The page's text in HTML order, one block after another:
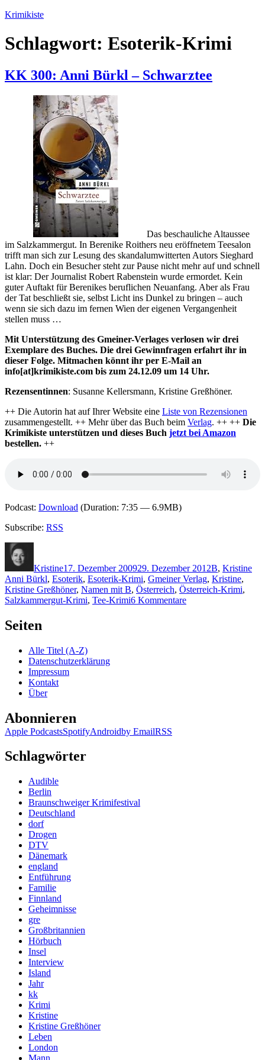
Zum
springen
Krimikiste
Schlagwort: Esoterik-Krimi
KK 300: Anni Bürkl – Schwarztee
Das beschauliche Altaussee
im Salzkammergut. In Berenike Roithers neu eröffnetem Teesalon
trifft man sich zur Lesung des skandalumwitterten Autors Sieghard
Lahn. Doch ein Besucher steht zur Pause nicht mehr auf und schnell
ist klar: Der Journalist Robert Rabenstein wurde ermordet. Kein
guter Auftakt für Berenikes beruflichen Neuanfang. Aber als Frau
der Tat beschließt sie, selbst Licht ins Dunkel zu bringen – auch
wenn sie sich dazu im fernen Wien der eigenen Vergangenheit
stellen muss …
Mit Unterstützung des Gmeiner-Verlages verlosen wir drei
Exemplare des Buches. Die drei Gewinnfragen erfahrt ihr in
dieser Folge. Mitmachen könnt ihr per E-Mail an
info[at]krimikiste.com bis zum 24.12.09 um 14 Uhr.
Rezensentinnen: Susanne Kellersmann, Kristine Greßhöner.
++ Die Autorin hat auf Ihrer Website eine Liste von Rezensionen
zusammengestellt. ++ Mehr über das Buch beim Verlag. ++ ++ Die
Krimikiste unterstützen und dieses Buch jetzt bei Amazon
bestellen. ++
Podcast: Download (Duration: 7:35 — 6.9MB)
Subscribe: RSS
Kristine17. Dezember 200929. Dezember 2012B, Kristine
Anni Bürkl, Esoterik, Esoterik-Krimi, Gmeiner Verlag, Kristine,
Kristine Greßhöner, Namen mit B, Österreich, Österreich-Krimi,
Salzkammergut-Krimi, Tee-Krimi6 Kommentarezu
Seiten
Alle Titel (A-Z)
Datenschutzerklärung
Impressum
Kontakt
Über
Abonnieren
Apple PodcastsSpotifyAndroidby EmailRSS
Schlagwörter
Audible
Berlin
Braunschweiger Krimifestival
Deutschland
dorf
Drogen
DTV
Dänemark
england
Entführung
Familie
Finnland
Geheimnisse
gre
Großbritannien
Hörbuch
Insel
Interview
Island
Jahr
kk
Krimi
Kristine
Kristine Greßhöner
Leben
London